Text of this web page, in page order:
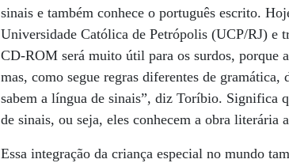
sinais e também conhece o português escrito.
Universidade Católica de Petrópolis (UCP/RJ) e
CD-ROM será muito útil para os surdos, porque
mas, como segue regras diferentes de
sabem a língua de sinais”, diz Toríbio. Significa
de sinais, ou seja, eles conhecem a obra literária
Essa integração da criança especial no mundo